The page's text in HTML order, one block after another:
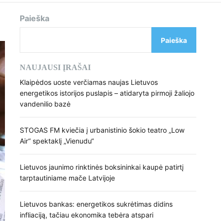
d
Paieška
Paieška
NAUJAUSI ĮRAŠAI
Klaipėdos uoste verčiamas naujas Lietuvos
energetikos istorijos puslapis – atidaryta pirmoji žaliojo
vandenilio bazė
STOGAS FM kviečia į urbanistinio šokio teatro „Low
Air“ spektaklį „Vienudu“
Lietuvos jaunimo rinktinės boksininkai kaupė patirtį
tarptautiniame mače Latvijoje
Lietuvos bankas: energetikos sukrėtimas didins
infliaciją, tačiau ekonomika tebėra atspari